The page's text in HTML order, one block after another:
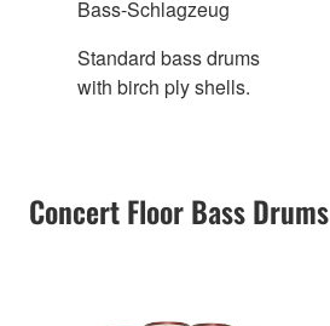
Bass-Schlagzeug
Standard bass drums
with birch ply shells.
Concert Floor Bass Drums